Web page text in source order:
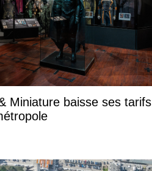
Miniature baisse ses tarifs